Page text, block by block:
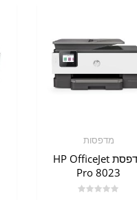
מדפסות
מדפסת HP OfficeJet
Pro 8023